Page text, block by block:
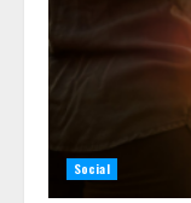
Social